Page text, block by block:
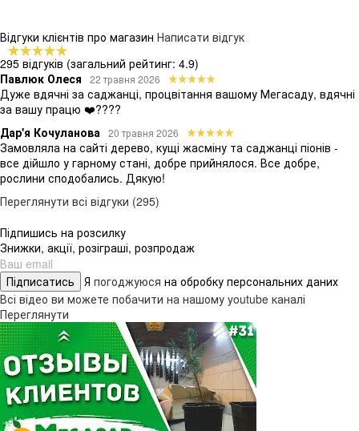
Відгуки клієнтів про магазин Написати відгук
295 відгуків (загальний рейтинг: 4.9)
Павлюк Олеся
22 травня 2026
Дуже вдячні за саджанці, процвітання вашому Мегасаду, вдячні
за вашу працю ❤️????
Дар'я Кочуланова 20 травня 2026
Замовляла на сайті дерево, кущі жасміну та саджанці піонів -
все дійшло у гарному стані, добре прийнялося. Все добре,
рослини сподобались. Дякую!
Переглянути всі відгуки (295)
Підпишись на розсилку
Знижки, акції, розіграші, розпродаж
Підписатись Я погоджуюся на обробку персональних даних
Всі відео ви можете побачити на нашому youtube каналі
Переглянути